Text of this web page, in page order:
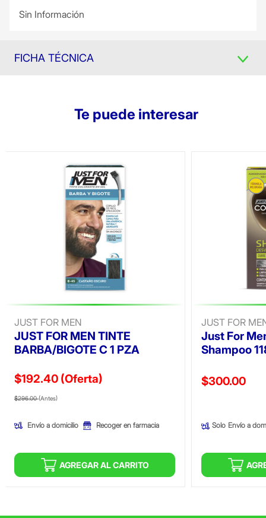
Sin Información
FICHA TÉCNICA
Te puede interesar
JUST FOR MEN
JUST FOR MEN TINTE
BARBA/BIGOTE C 1 PZA
$192.40 (Oferta)
Precio reducido de
$296.00(Antes)(Oferta)
Envío a domicilio Recoger en farmacia
AGREGAR AL CARRITO
JUST FOR
Just For
Shampoo
Precio
$300.00
Solo Envío a